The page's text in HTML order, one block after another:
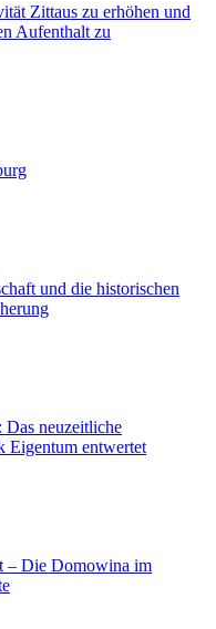
Zittaus zu erhöhen und
Aufenthalt zu
und die historischen
Das neuzeitliche
Eigentum entwertet
– Die Domowina im